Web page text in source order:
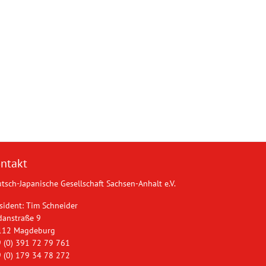
Japanische Gesellschaft Sachsen-Anhalt e.V.
Tim Schneider
9
Magdeburg
(0) 391 72 79 761
(0) 179 34 78 272